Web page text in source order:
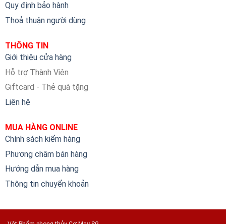
Quy định bảo hành
Thoả thuận người dùng
THÔNG TIN
Giới thiệu cửa hàng
Hỗ trợ Thành Viên
Giftcard - Thẻ quà tặng
Liên hệ
MUA HÀNG ONLINE
Chính sách kiểm hàng
Phương châm bán hàng
Hướng dẫn mua hàng
Thông tin chuyển khoản